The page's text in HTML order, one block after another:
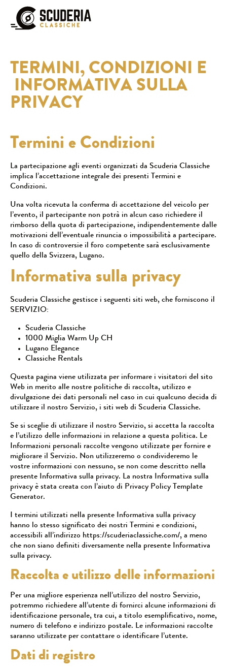
TERMINI, CONDIZIONI E
INFORMATIVA SULLA
PRIVACY
Termini e Condizioni
La partecipazione agli eventi organizzati da Scuderia Classiche
implica l’accettazione integrale dei presenti Termini e
Condizioni.
Una volta ricevuta la conferma di accettazione del veicolo per
l’evento, il partecipante non potrà in alcun caso richiedere il
rimborso della quota di partecipazione, indipendentemente dalle
motivazioni dell’eventuale rinuncia o impossibilità a partecipare.
In caso di controversie il foro competente sarà esclusivamente
quello della Svizzera, Lugano.
Informativa sulla privacy
Scuderia Classiche gestisce i seguenti siti web, che forniscono il
SERVIZIO:
Scuderia Classiche
1000 Miglia Warm Up CH
Lugano Elegance
Classiche Rentals
Questa pagina viene utilizzata per informare i visitatori del sito
Web in merito alle nostre politiche di raccolta, utilizzo e
divulgazione dei dati personali nel caso in cui qualcuno decida di
utilizzare il nostro Servizio, i siti web di Scuderia Classiche.
Se si sceglie di utilizzare il nostro Servizio, si accetta la raccolta
e l’utilizzo delle informazioni in relazione a questa politica. Le
Informazioni personali raccolte vengono utilizzate per fornire e
migliorare il Servizio. Non utilizzeremo o condivideremo le
vostre informazioni con nessuno, se non come descritto nella
presente Informativa sulla privacy. La nostra Informativa sulla
privacy è stata creata con l’aiuto di Privacy Policy Template
Generator.
I termini utilizzati nella presente Informativa sulla privacy
hanno lo stesso significato dei nostri Termini e condizioni,
accessibili all’indirizzo https://scuderiaclassiche.com/, a meno
che non siano definiti diversamente nella presente Informativa
sulla privacy.
Raccolta e utilizzo delle informazioni
Per una migliore esperienza nell’utilizzo del nostro Servizio,
potremmo richiedere all’utente di fornirci alcune informazioni di
identificazione personale, tra cui, a titolo esemplificativo, nome,
numero di telefono e indirizzo postale. Le informazioni raccolte
saranno utilizzate per contattare o identificare l’utente.
Dati di registro